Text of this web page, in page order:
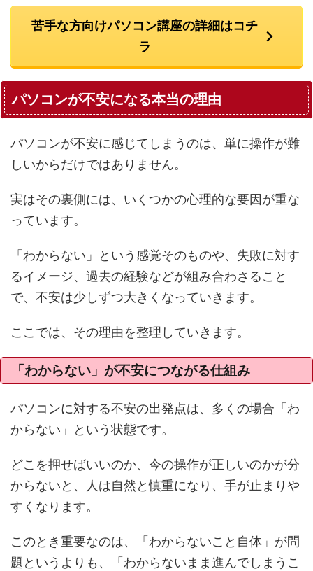
苦手な方向けパソコン講座の詳細はコチ
ラ
パソコンが不安になる本当の理由
パソコンが不安に感じてしまうのは、単に操作が難
しいからだけではありません。
実はその裏側には、いくつかの心理的な要因が重な
っています。
「わからない」という感覚そのものや、失敗に対す
るイメージ、過去の経験などが組み合わさること
で、不安は少しずつ大きくなっていきます。
ここでは、その理由を整理していきます。
「わからない」が不安につながる仕組み
パソコンに対する不安の出発点は、多くの場合「わ
からない」という状態です。
どこを押せばいいのか、今の操作が正しいのかが分
からないと、人は自然と慎重になり、手が止まりや
すくなります。
このとき重要なのは、「わからないこと自体」が問
題というよりも、「わからないまま進んでしまうこ